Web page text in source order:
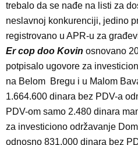
trebalo da se nađe na listi za
neslavnoj konkurenciji, jedino
registrovano u APR-u za
Er cop doo Kovin osnovano
potpisalo ugovore za
na Belom Bregu i u Malom
1.664.600 dinara bez PDV-a
PDV-om samo 2.480 dinara
za investiciono održavanje
odnosno 831.000 dinara bez